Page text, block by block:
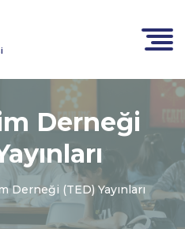
Derneği
Derneği (TED) Yayınları